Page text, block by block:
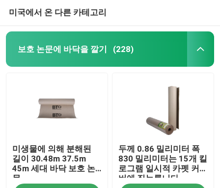
미국에서 온 다른 카테고리
보호 논문에 바닥을 깔기 (228)
미생물에 의해 분해된
길이 30.48m 37.5m
45m 세대 바닥 보호 논
문
두께 0.86 밀리미터 폭
830 밀리미터는 15개 킬
로그램 일시적 카펫 커
버에 짓누릅니다